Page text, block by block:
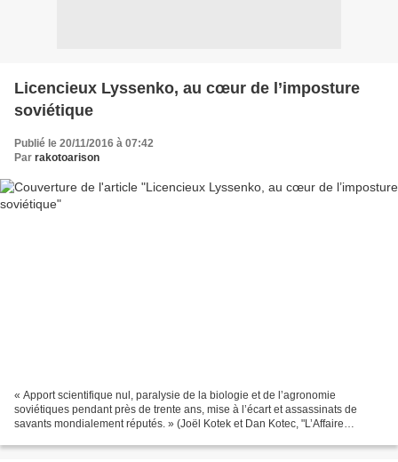
Licencieux Lyssenko, au cœur de l’imposture
soviétique
Publié le 20/11/2016 à 07:42
Par rakotoarison
« Apport scientifique nul, paralysie de la biologie et de l’agronomie
soviétiques pendant près de trente ans, mise à l’écart et assassinats de
savants mondialement réputés. » (Joël Kotek et Dan Kotec, "L’Affaire